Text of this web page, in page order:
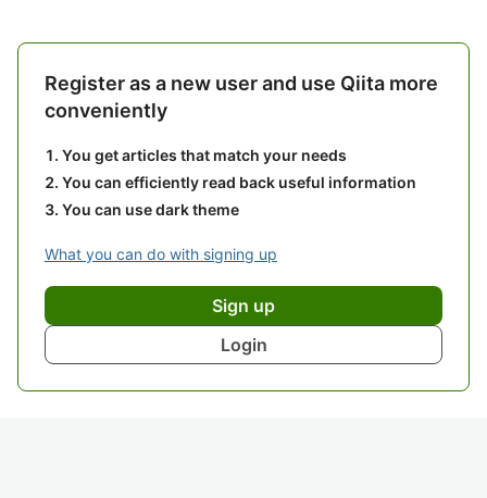
Register as a new user and use Qiita more
conveniently
You get articles that match your needs
You can efficiently read back useful information
You can use dark theme
What you can do with signing up
Sign up
Login